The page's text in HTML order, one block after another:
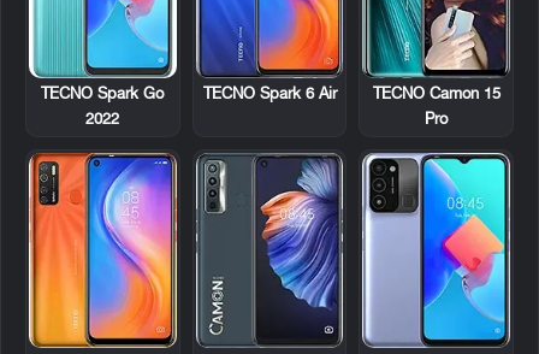
TECNO Camon 15
Pro
TECNO Spark 6 Air
TECNO Spark Go
2022